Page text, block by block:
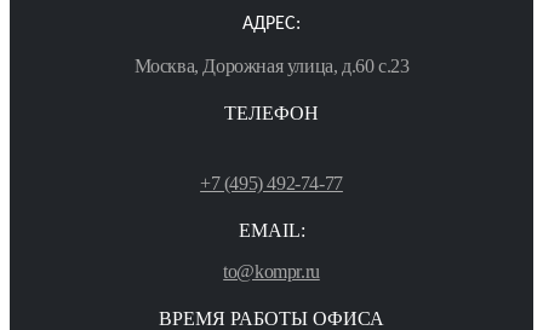
АДРЕС:
Москва, Дорожная улица, д.60 с.23
ТЕЛЕФОН
+7 (495) 492-74-77
EMAIL:
to@kompr.ru
ВРЕМЯ РАБОТЫ ОФИСА